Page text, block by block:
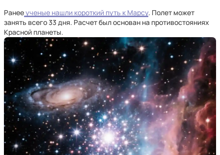
Ранееученые нашли короткий путь к Марсу. Полет может
занять всего 33 дня. Расчет был основан на противостояниях
Красной планеты.